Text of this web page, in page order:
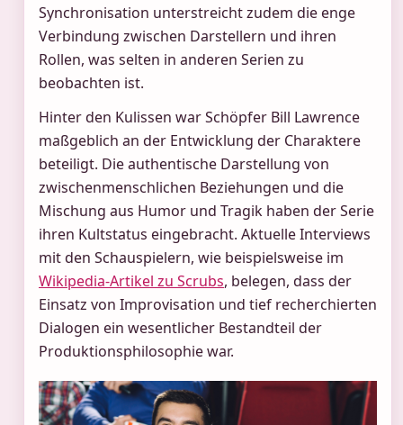
Synchronisation unterstreicht zudem die enge
Verbindung zwischen Darstellern und ihren
Rollen, was selten in anderen Serien zu
beobachten ist.
Hinter den Kulissen war Schöpfer Bill Lawrence
maßgeblich an der Entwicklung der Charaktere
beteiligt. Die authentische Darstellung von
zwischenmenschlichen Beziehungen und die
Mischung aus Humor und Tragik haben der Serie
ihren Kultstatus eingebracht. Aktuelle Interviews
mit den Schauspielern, wie beispielsweise im
Wikipedia-Artikel zu Scrubs, belegen, dass der
Einsatz von Improvisation und tief recherchierten
Dialogen ein wesentlicher Bestandteil der
Produktionsphilosophie war.